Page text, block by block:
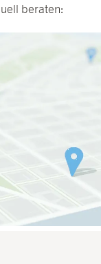
beraten: